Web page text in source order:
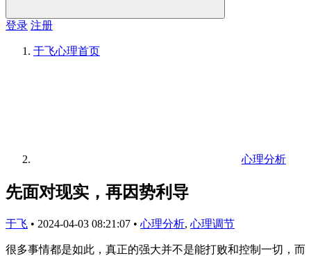
登录 注册
于飞心理首页
心理分析
先面对现实，再因势利导
于飞 • 2024-04-03 08:21:07 • 心理分析, 心理调节
很多事情都是如此，真正的强大并不是能打败和控制一切，而